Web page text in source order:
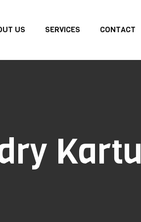
US SERVICES CONTACT
Kartu